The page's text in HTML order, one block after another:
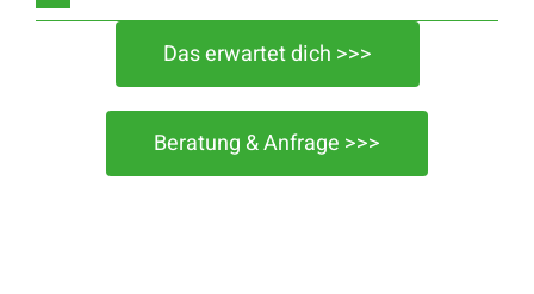
Das erwartet dich >>>
Beratung & Anfrage >>>